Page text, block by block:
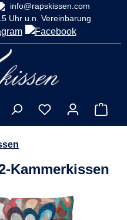
info@rapskissen.com
Uhr u.n. Vereinbarung
Kammerkissen